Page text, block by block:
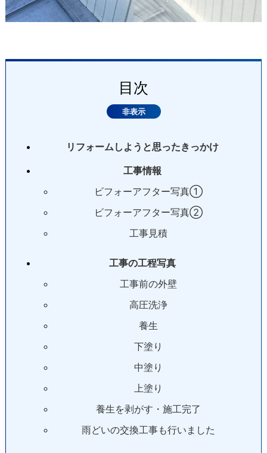
目次
リフォームしようと思ったきっかけ
工事情報
ビフォーアフター写真①
ビフォーアフター写真②
工事見積
工事の工程写真
工事前の外壁
高圧洗浄
養生
下塗り
中塗り
上塗り
養生を剥がす・施工完了
雨どいの交換工事も行いました